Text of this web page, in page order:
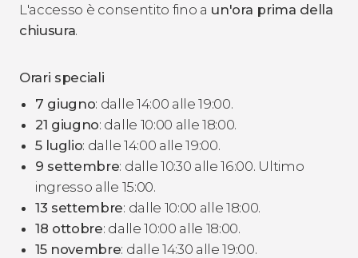
L'accesso è consentito fino a un'ora prima della
chiusura.
Orari speciali
7 giugno: dalle 14:00 alle 19:00.
21 giugno: dalle 10:00 alle 18:00.
5 luglio: dalle 14:00 alle 19:00.
9 settembre: dalle 10:30 alle 16:00. Ultimo
ingresso alle 15:00.
13 settembre: dalle 10:00 alle 18:00.
18 ottobre: dalle 10:00 alle 18:00.
15 novembre: dalle 14:30 alle 19:00.